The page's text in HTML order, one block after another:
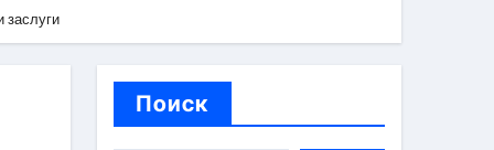
заслуги
Поиск